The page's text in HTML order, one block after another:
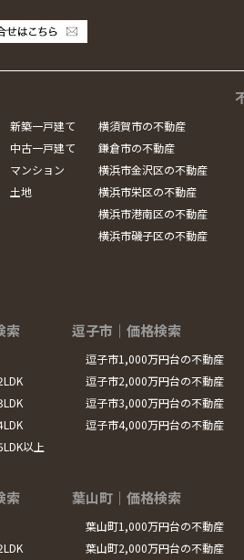
新築一戸建て
中古一戸建て
マンション
土地
横須賀市の不動産
鎌倉市の不動産
横浜市金沢区の不動産
横浜市栄区の不動産
横浜市港南区の不動産
横浜市磯子区の不動産
索
以上
逗子市｜価格検索
逗子市1,000万円台の不動産
逗子市2,000万円台の不動産
逗子市3,000万円台の不動産
逗子市4,000万円台の不動産
索 葉山町｜価格検索
葉山町1,000万円台の不動産
葉山町2,000万円台の不動産